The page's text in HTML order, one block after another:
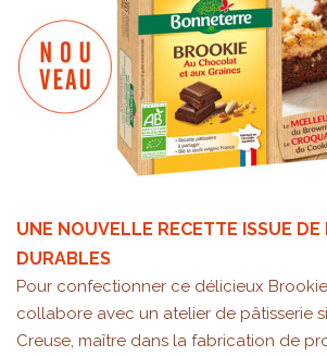
UNE NOUVELLE RECETTE ISSUE DE
DURABLES
Pour confectionner ce délicieux
collabore avec un atelier de pâtisserie
Creuse, maître dans la fabrication de